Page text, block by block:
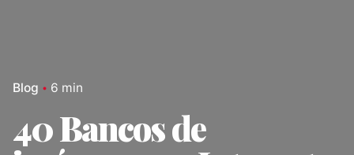
Blog 6 min
40 Bancos de